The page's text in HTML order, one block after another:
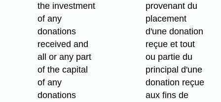
the investment
of any
donations
received and
all or any part
of the capital
of any
donations
provenant du
placement
d'une donation
reçue et tout
ou partie du
principal d'une
donation reçue
aux fins de